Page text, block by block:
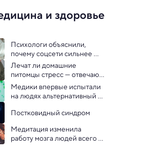
и здоровье
Психологи объяснили,
почему соцсети сильнее
бьют по самооценке
девочек
Лечат ли домашние
питомцы стресс — отвечают
психологи
Медики впервые испытали
на людях альтернативный
Постковидный синдром
Медитация изменила
работу мозга людей всего за